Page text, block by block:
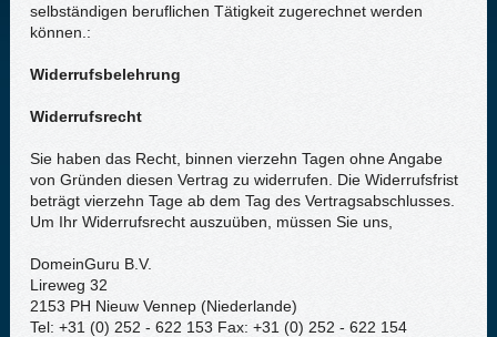
selbständigen beruflichen Tätigkeit zugerechnet werden
können.:
Widerrufsbelehrung
Widerrufsrecht
Sie haben das Recht, binnen vierzehn Tagen ohne Angabe
von Gründen diesen Vertrag zu widerrufen. Die Widerrufsfrist
beträgt vierzehn Tage ab dem Tag des Vertragsabschlusses.
Um Ihr Widerrufsrecht auszuüben, müssen Sie uns,
DomeinGuru B.V.
Lireweg 32
2153 PH Nieuw Vennep (Niederlande)
Tel: +31 (0) 252 - 622 153 Fax: +31 (0) 252 - 622 154